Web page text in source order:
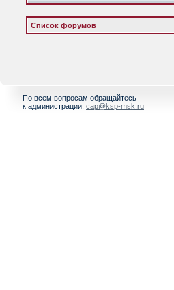
Список форумов
По всем вопросам обращайтесь
к администрации: cap@ksp-msk.ru